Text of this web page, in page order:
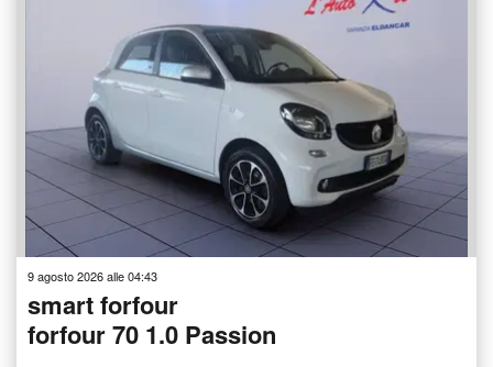
9 agosto 2026 alle 04:43
smart forfour
forfour 70 1.0 Passion